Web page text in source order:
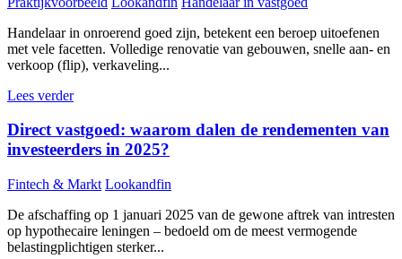
Handelaar in onroerend goed zijn, betekent een beroep uitoefenen
met vele facetten. Volledige renovatie van gebouwen, snelle aan- en
verkoop (flip), verkaveling...
Lees verder
Direct vastgoed: waarom dalen de rendementen van
investeerders in 2025?
Fintech & Markt Lookandfin
De afschaffing op 1 januari 2025 van de gewone aftrek van intresten
op hypothecaire leningen – bedoeld om de meest vermogende
belastingplichtigen sterker...